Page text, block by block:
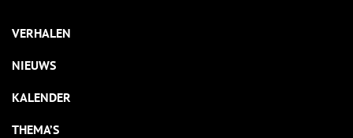
VERHALEN
NIEUWS
KALENDER
THEMA’S